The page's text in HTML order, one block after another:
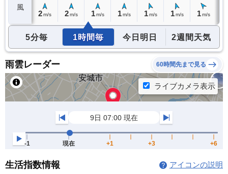
風
2 m/s 2 m/s 1 m/s 1 m/s 1 m/s 1 m/s 1m/s
5分毎 1時間毎 今日明日 2週間天気
雨雲レーダー 60時間先まで見る
生活指数情報 アイコンの説明